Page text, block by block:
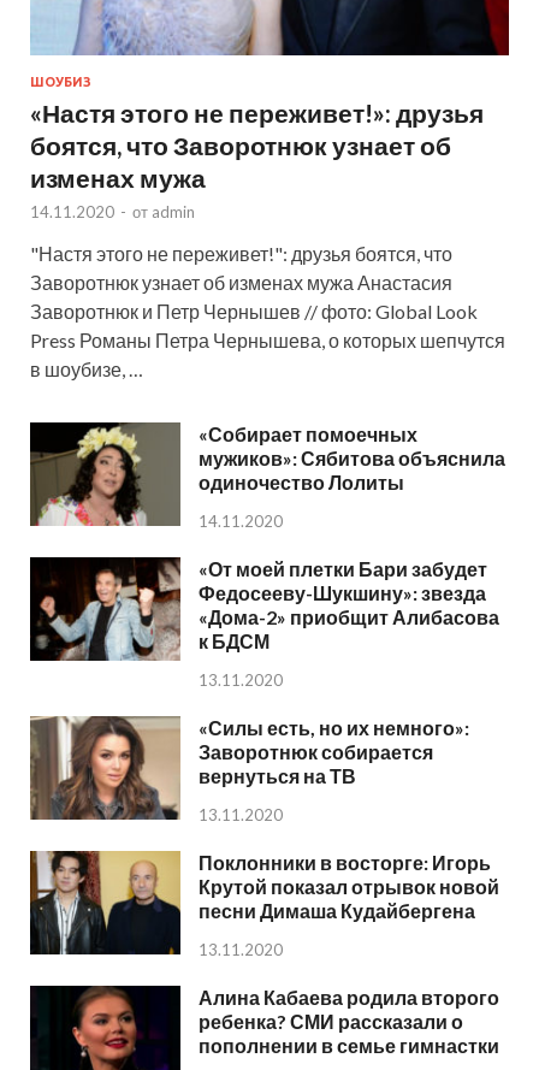
ШОУБИЗ
«Настя этого не переживет!»: друзья
боятся, что Заворотнюк узнает об
изменах мужа
14.11.2020 - от admin
"Настя этого не переживет!": друзья боятся, что
Заворотнюк узнает об изменах мужа Анастасия
Заворотнюк и Петр Чернышев // фото: Global Look
Press Романы Петра Чернышева, о которых шепчутся
в шоубизе, …
«Собирает помоечных
мужиков»: Сябитова объяснила
одиночество Лолиты
14.11.2020
«От моей плетки Бари забудет
Федосееву-Шукшину»: звезда
«Дома-2» приобщит Алибасова
к БДСМ
13.11.2020
«Силы есть, но их немного»:
Заворотнюк собирается
вернуться на ТВ
13.11.2020
Поклонники в восторге: Игорь
Крутой показал отрывок новой
песни Димаша Кудайбергена
13.11.2020
Алина Кабаева родила второго
ребенка? СМИ рассказали о
пополнении в семье гимнастки